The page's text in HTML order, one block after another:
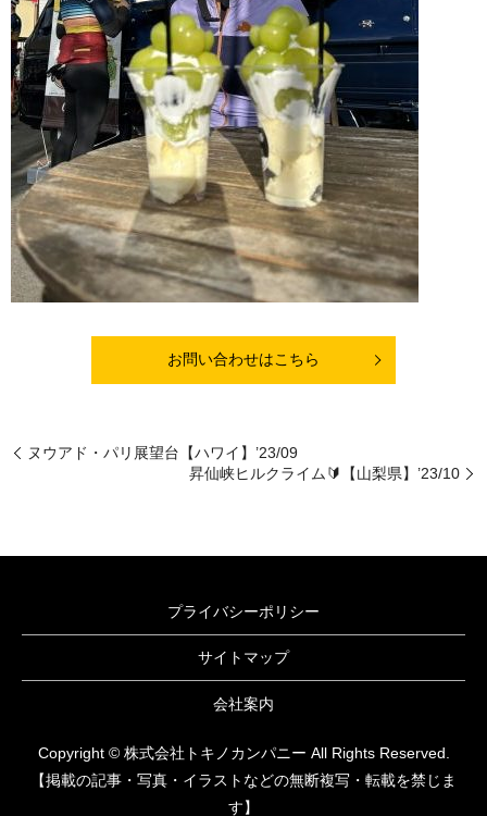
お問い合わせはこちら
ヌウアド・パリ展望台【ハワイ】’23/09
昇仙峡ヒルクライム🔰【山梨県】’23/10
プライバシーポリシー
サイトマップ
会社案内
Copyright © 株式会社トキノカンパニー All Rights Reserved.
【掲載の記事・写真・イラストなどの無断複写・転載を禁じま
す】